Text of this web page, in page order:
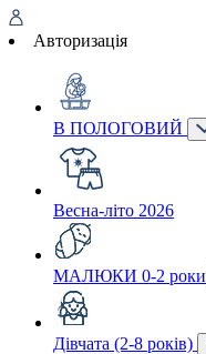
Авторизація
В ПОЛОГОВИЙ
Весна-літо 2026
МАЛЮКИ 0-2 роки
Дівчата (2-8 років)